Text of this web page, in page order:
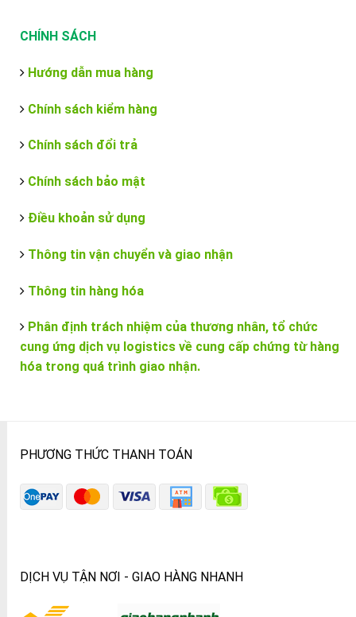
CHÍNH SÁCH
Hướng dẫn mua hàng
Chính sách kiểm hàng
Chính sách đổi trả
Chính sách bảo mật
Điều khoản sử dụng
Thông tin vận chuyển và giao nhận
Thông tin hàng hóa
Phân định trách nhiệm của thương nhân, tổ chức
cung ứng dịch vụ logistics về cung cấp chứng từ hàng
hóa trong quá trình giao nhận.
PHƯƠNG THỨC THANH TOÁN
DỊCH VỤ TẬN NƠI - GIAO HÀNG NHANH